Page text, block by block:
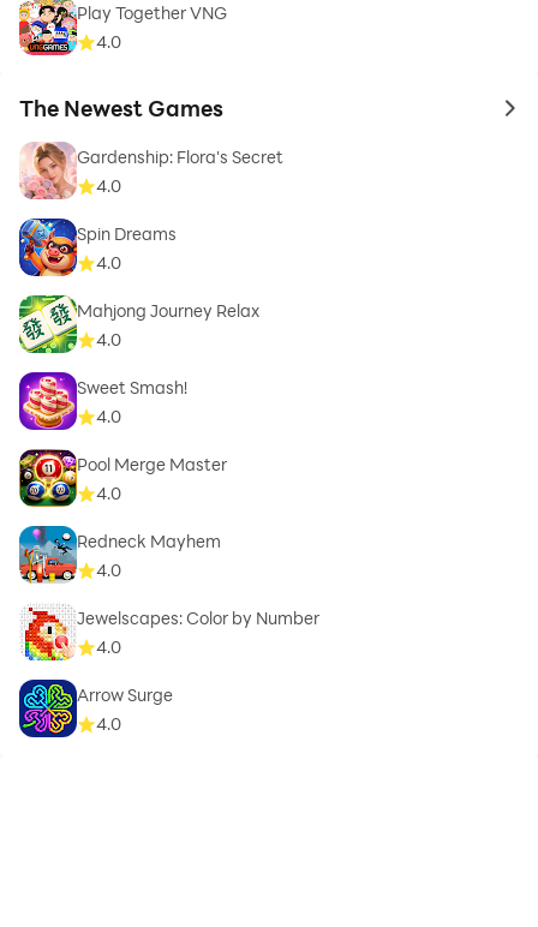
Play Together VNG
4.0
The Newest Games to
Gardenship: Flora's Secret
4.0
Spin Dreams
4.0
Mahjong Journey Relax
4.0
Sweet Smash!
4.0
Pool Merge Master
4.0
Redneck Mayhem
4.0
Jewelscapes: Color by Number
4.0
Arrow Surge
4.0